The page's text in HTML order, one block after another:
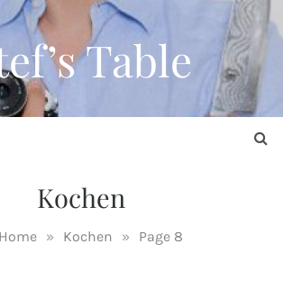
Table
Kochen
Home » Kochen » Page 8